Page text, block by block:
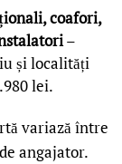
coafori,
–
și localități
lei.
variază între
angajator.